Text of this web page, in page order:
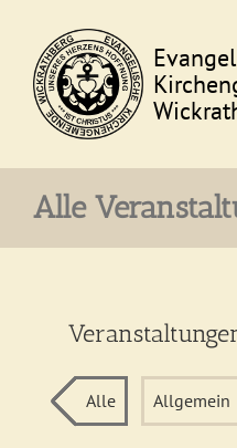
content
Alle
Alle Allgemein